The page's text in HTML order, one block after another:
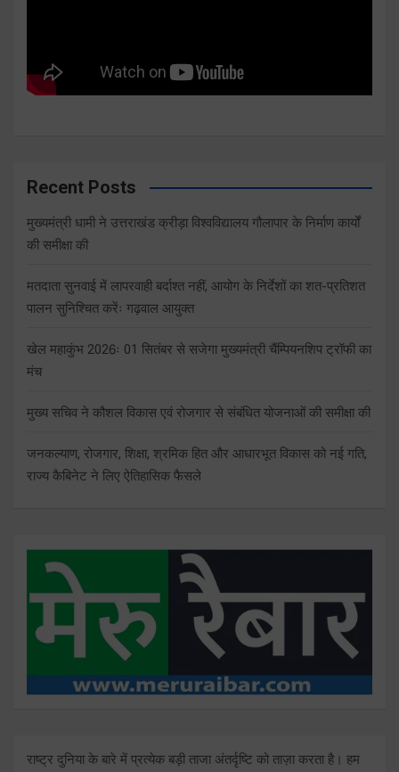
Recent Posts
मुख्यमंत्री धामी ने उत्तराखंड क्रीड़ा विश्वविद्यालय गौलापार के निर्माण कार्यों
की समीक्षा की
मतदाता सुनवाई में लापरवाही बर्दाश्त नहीं, आयोग के निर्देशों का शत-प्रतिशत
पालन सुनिश्चित करेंः गढ़वाल आयुक्त
खेल महाकुंभ 2026ः 01 सितंबर से सजेगा मुख्यमंत्री चैंम्पियनशिप ट्रॉफी का
मंच
मुख्य सचिव ने कौशल विकास एवं रोजगार से संबंधित योजनाओं की समीक्षा की
जनकल्याण, रोजगार, शिक्षा, श्रमिक हित और आधारभूत विकास को नई गति,
राज्य कैबिनेट ने लिए ऐतिहासिक फैसले
राष्ट्र दुनिया के बारे में प्रत्येक बड़ी ताजा अंतर्दृष्टि को ताज़ा करता है। हम